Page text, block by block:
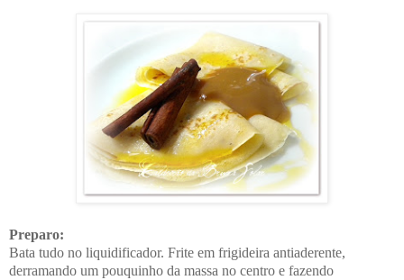
Preparo:
Bata tudo no liquidificador. Frite em frigideira antiaderente,
derramando um pouquinho da massa no centro e fazendo